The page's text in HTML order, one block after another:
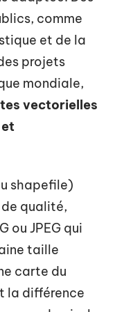
comme
et de la
projets
mondiale,
vectorielles
shapefile)
qualité,
ou JPEG qui
taille
carte du
la différence